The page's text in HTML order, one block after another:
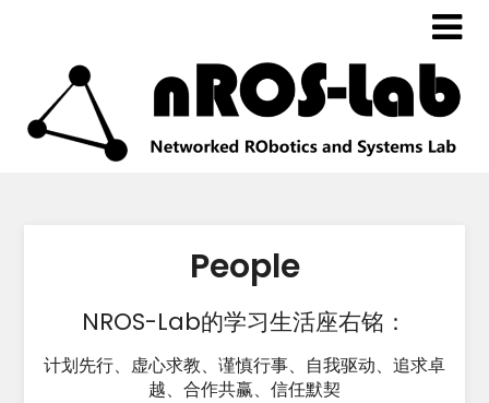
People
NROS-Lab的学习生活座右铭：
计划先行、虚心求教、谨慎行事、自我驱动、追求卓
越、合作共赢、信任默契